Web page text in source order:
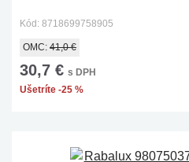
Kód: 8718699758905
OMC: 41,0 €
30,7 € s DPH
Ušetríte -25 %